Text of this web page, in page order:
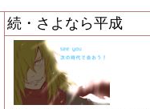
続・さよなら平成